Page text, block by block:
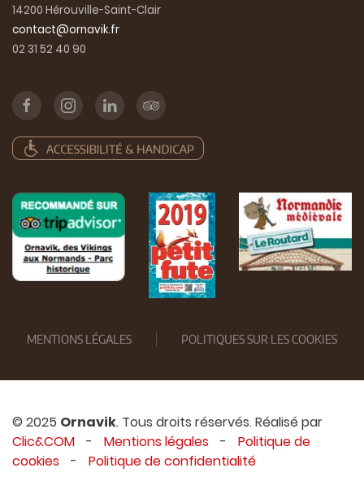
14200 Hérouville-Saint-Clair
contact@ornavik.fr
02 31 52 40 90
MENTIONS LÉGALES POLITIQUES SUR LES COOKIES
© 2025 Ornavik. Tous droits réservés. Réalisé par
Clic&COM
- Mentions légales -
Politique de
cookies
- Politique de confidentialité